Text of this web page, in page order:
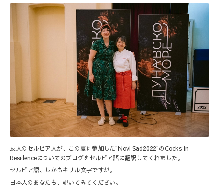
友人のセルビア人が、この夏に参加した"Novi Sad2022"のCooks in
Residenceについてのブログをセルビア語に翻訳してくれました。
セルビア語、しかもキリル文字ですが。
日本人のあなたも、覗いてみてください。